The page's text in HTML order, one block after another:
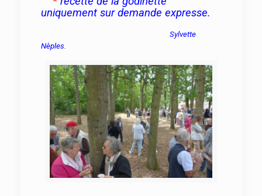
uniquement sur demande expresse.
Sylvette
Nèples.